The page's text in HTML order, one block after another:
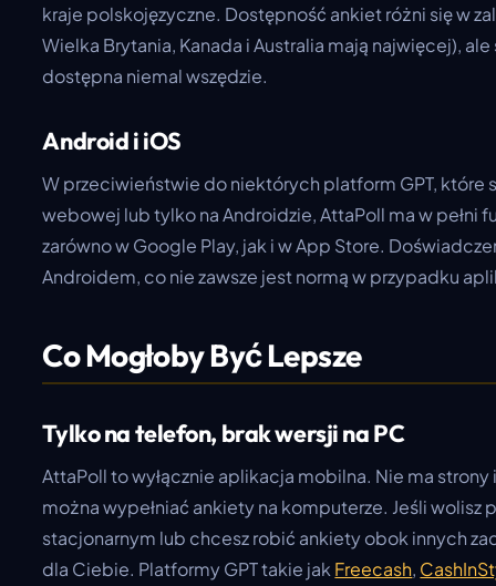
kraje polskojęzyczne. Dostępność ankiet różni się w
Wielka Brytania, Kanada i Australia mają najwięcej),
dostępna niemal wszędzie.
Android i iOS
W przeciwieństwie do niektórych platform GPT, które
webowej lub tylko na Androidzie, AttaPoll ma w pełni
zarówno w Google Play, jak i w App Store.
Androidem, co nie zawsze jest normą w przypadku
Co Mogłoby Być Lepsze
Tylko na telefon, brak wersji na PC
AttaPoll to wyłącznie aplikacja mobilna. Nie ma
można wypełniać ankiety na komputerze. Jeśli wolisz
stacjonarnym lub chcesz robić ankiety obok innych
dla Ciebie. Platformy GPT takie jak Freecash,